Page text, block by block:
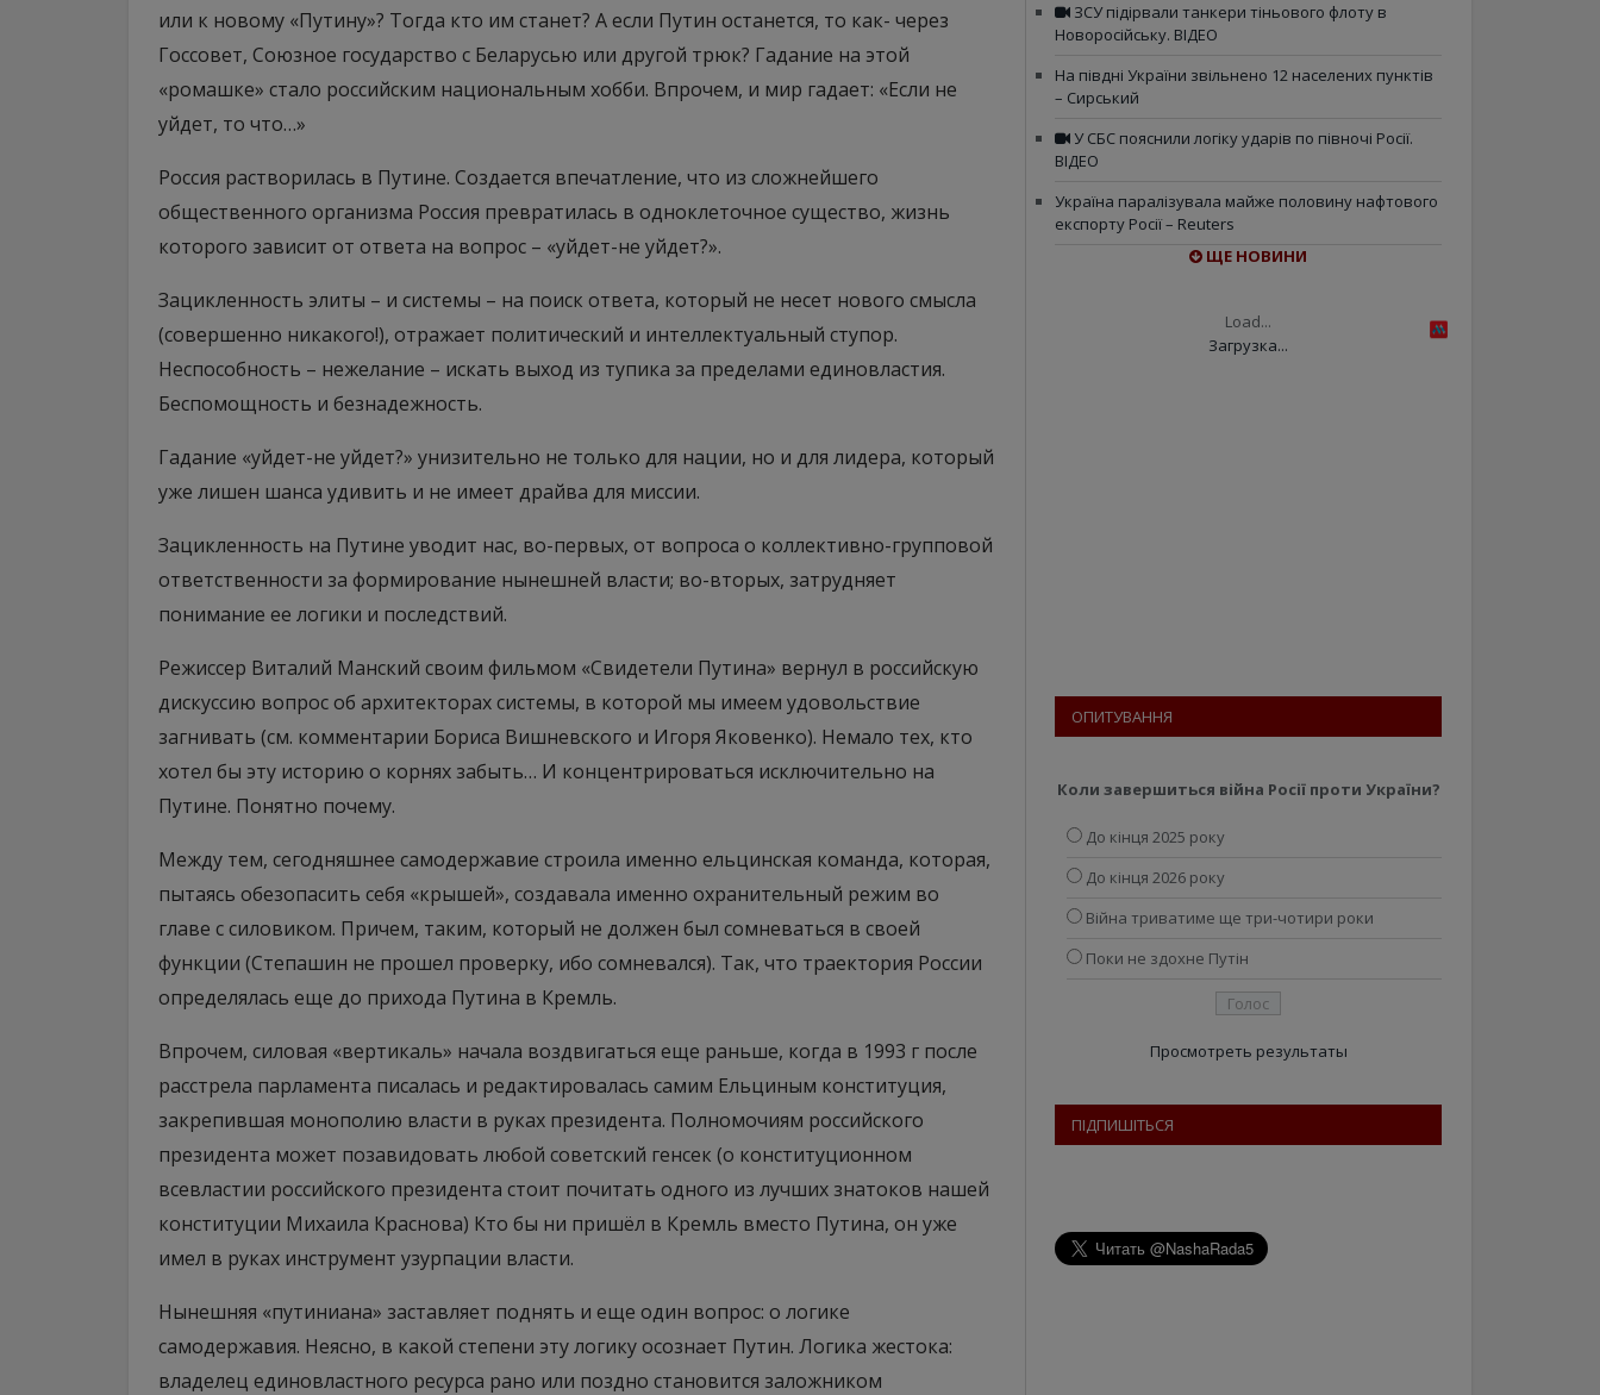
или к новому «Путину»? Тогда кто им станет? А если Путин останется, то как- через
Госсовет, Союзное государство с Беларусью или другой трюк? Гадание на этой
«ромашке» стало российским национальным хобби. Впрочем, и мир гадает: «Если не
уйдет, то что…»
Россия растворилась в Путине. Создается впечатление, что из сложнейшего
общественного организма Россия превратилась в одноклеточное существо, жизнь
которого зависит от ответа на вопрос – «уйдет-не уйдет?».
Зацикленность элиты – и системы – на поиск ответа, который не несет нового смысла
(совершенно никакого!), отражает политический и интеллектуальный ступор.
Неспособность – нежелание – искать выход из тупика за пределами единовластия.
Беспомощность и безнадежность.
Гадание «уйдет-не уйдет?» унизительно не только для нации, но и для лидера, который
уже лишен шанса удивить и не имеет драйва для миссии.
Зацикленность на Путине уводит нас, во-первых, от вопроса о коллективно-групповой
ответственности за формирование нынешней власти; во-вторых, затрудняет
понимание ее логики и последствий.
Режиссер Виталий Манский своим фильмом «Свидетели Путина» вернул в российскую
дискуссию вопрос об архитекторах системы, в которой мы имеем удовольствие
загнивать (см. комментарии Бориса Вишневского и Игоря Яковенко). Немало тех, кто
хотел бы эту историю о корнях забыть… И концентрироваться исключительно на
Путине. Понятно почему.
Между тем, сегодняшнее самодержавие строила именно ельцинская команда, которая,
пытаясь обезопасить себя «крышей», создавала именно охранительный режим во
главе с силовиком. Причем, таким, который не должен был сомневаться в своей
функции (Степашин не прошел проверку, ибо сомневался). Так, что траектория России
определялась еще до прихода Путина в Кремль.
Впрочем, силовая «вертикаль» начала воздвигаться еще раньше, когда в 1993 г после
расстрела парламента писалась и редактировалась самим Ельциным конституция,
закрепившая монополию власти в руках президента. Полномочиям российского
президента может позавидовать любой советский генсек (о конституционном
всевластии российского президента стоит почитать одного из лучших знатоков нашей
конституции Михаила Краснова) Кто бы ни пришёл в Кремль вместо Путина, он уже
имел в руках инструмент узурпации власти.
Нынешняя «путиниана» заставляет поднять и еще один вопрос: о логике
самодержавия. Неясно, в какой степени эту логику осознает Путин. Логика жестока:
владелец единовластного ресурса рано или поздно становится заложником
ЗСУ підірвали танкери тіньового флоту в
Новоросійську. ВІДЕО
На півдні України звільнено 12 населених пунктів
– Сирський
У СБС пояснили логіку ударів по півночі Росії.
ВІДЕО
Україна паралізувала майже половину нафтового
експорту Росії – Reuters
ЩЕ НОВИНИ
Load...
Загрузка...
ОПИТУВАННЯ
Коли завершиться війна Росії проти України?
До кінця 2025 року
До кінця 2026 року
Війна триватиме ще три-чотири роки
Поки не здохне Путін
Просмотреть результаты
ПІДПИШІТЬСЯ